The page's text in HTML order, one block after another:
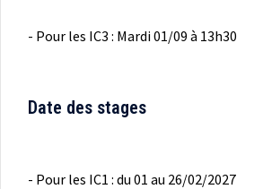
- Pour les IC3 : Mardi 01/09 à 13h30
Date des stages
- Pour les IC1 : du 01 au 26/02/2027